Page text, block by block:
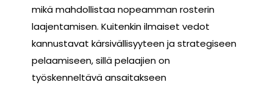
mikä mahdollistaa nopeamman rosterin
laajentamisen. Kuitenkin ilmaiset vedot
kannustavat kärsivällisyyteen ja strategiseen
pelaamiseen, sillä pelaajien on
työskenneltävä ansaitakseen